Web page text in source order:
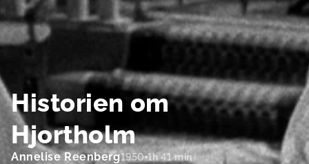
Historien om
Hjortholm
Annelise Reenberg1950 1h 41 min